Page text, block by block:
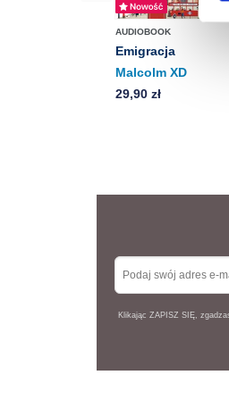
AUDIOBOOK
Emigracja
Malcolm XD
29,90 zł
Klikając ZAPISZ SIĘ,